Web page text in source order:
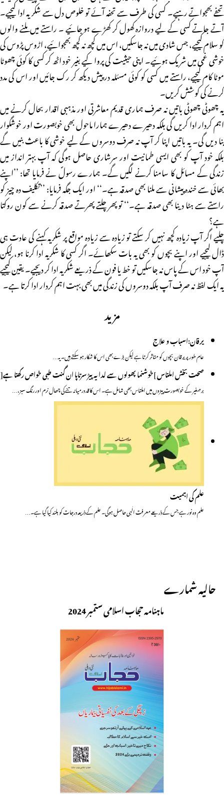
تحفے بھجواتے رہیے۔ کسی کی طرف سے تحفہ آئے تو خلوص دل سے شکر یہ ادا کیجیے۔
آتے جاتے کسی کے لیے دروازہ کھول کر کھڑے ہو جائیے ۔ راستے میں ملنے والوں
کو سلام کیجیے، جس شادی میں نہ جاسکیں، اس میں کچھ نہ کچھ بھجوائیے، اڑوس پڑوس کی
خوشی غمی میں شریک ہوئیے۔ اپنی حیثیت کی پروا کیے بغیر خود اٹھ کر کسی کا کوئی چھوٹا
موٹا کام کیجیے، راستے میں کسی کو کوئی مسئلہ در پیش دیکھ کر رک جائیں اور اس کی مدد
کرنے کی کوشش کریں۔
یہ چھوٹی چھوٹی باتیں نہ صرف ہماری قدیم معاشرتی اور مذہبی اقدار بحال کرنے میں
اہم کردار ادا کریں گی بلکہ دھیرے دھیرے ہمارا ماحول بھی خوبصورت اور خوشگوار
بنا دیں گی۔ یہ باتیں اپنا کر آپ نہ صرف دوسروں کے لیے خوشی کا باعث بنیں گے
بلکہ خود آپ کو بھی ایسی طمانیت اور سرشاری حاصل ہوگی کہ آپ بہتر انداز میں
زندگی کے مسائل کا سامنا کرنے لگیں گے۔ ہمارے رسولؐ نے فرمایا تھا: ’’اپنے
بھائی سے خندہ پیشانی سے ملنا بھی صدقہ ہے۔‘‘ اور ایک جگہ فرمایا: ’’تکلیف دہ چیز کو
راستے سے ہٹا دینا بھی صدقہ ہے۔‘‘ تو پھر چلتے پھرتے صدقہ کرنے سے کون روکتا
ہے؟
چلیے اگر آپ زیادہ کچھ نہیں کر سکتے تو زیادہ سے زیادہ مواقع پر شکریہ کہنے کی عادت ہی
ڈال لیجیے اور اپنے بچوں کو بھی یہ بات سکھائے۔ اگر کسی کا شکریہ ادا کرنا ہو، لیکن
آپ خود اس کے پاس نہ جاسکیں تو خط یا فون کے ذریعے شکریہ ادا کر دیجیے۔ یقین کیجیے
یہ ایک لفظ نہ صرف آپ بلکہ دوسروں کی زندگی میں بھی بہت اہم کردار ادا کرتا ہے۔
مزید
یرقان:اسباب و علاج
عام طور پر یر قان بچوں کو متاثر کرتا ہے لیکن بڑے بھی اس کا شکار ہو سکتے ہیں۔ یہ…
صحت بخش املتاس ]خوشنما پھولوں سے لدا یہ پیڑ سرتاپا ان گنت طبی خواص رکھتا ہے[
برصغیر کے خوبصورت پیڑوں میں املتاس بھی شامل ہے۔ اس کا قد درمیانہ تنے کی چھال نرم اور رنگ سبز،…
علم کی اہمیت
علم وہ نور ہے جس کے ذریعے معرفت الٰہی حاصل ہوگی۔ علم کے ذریعہ درجات کو بلند کیا گیا ہے۔…
حالیہ شمارے
ماہنامہ حجاب اسلامی ستمبر 2024